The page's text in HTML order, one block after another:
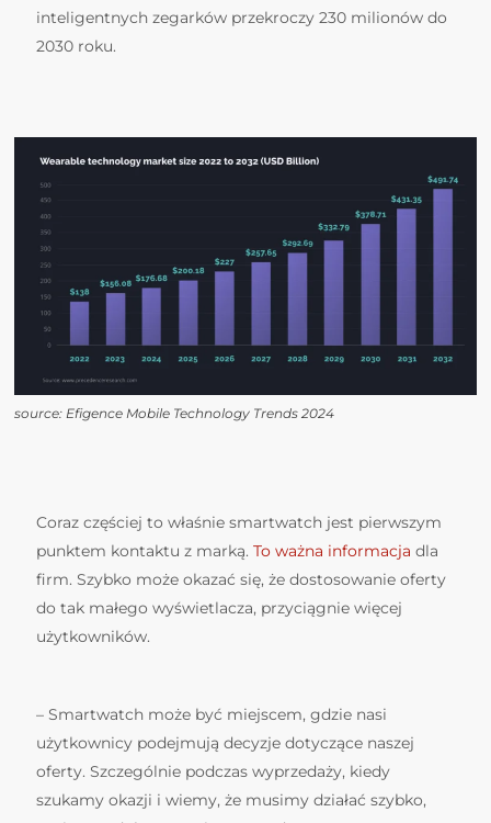
inteligentnych zegarków przekroczy 230 milionów do
2030 roku.
source: Efigence Mobile Technology Trends 2024
Coraz częściej to właśnie smartwatch jest pierwszym
punktem kontaktu z marką. To ważna informacja dla
firm. Szybko może okazać się, że dostosowanie oferty
do tak małego wyświetlacza, przyciągnie więcej
użytkowników.
– Smartwatch może być miejscem, gdzie nasi
użytkownicy podejmują decyzje dotyczące naszej
oferty. Szczególnie podczas wyprzedaży, kiedy
szukamy okazji i wiemy, że musimy działać szybko,